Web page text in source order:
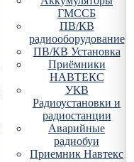
ГМССБ
ПВ/КВ
радиооборудование
ПВ/КВ Установка
Приёмники
НАВТЕКС
УКВ
Радиоустановки и
радиостанции
Аварийные
радиобуи
Приемник Навтекс